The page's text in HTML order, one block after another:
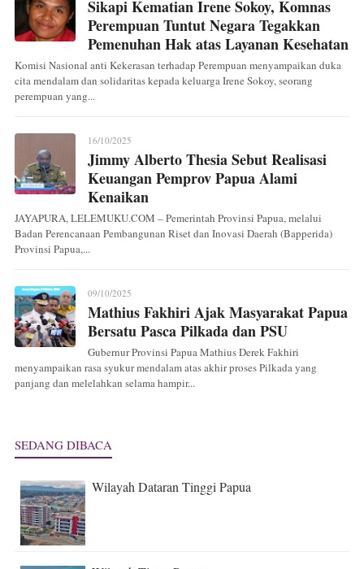
Sikapi Kematian Irene Sokoy, Komnas
Perempuan Tuntut Negara Tegakkan
Pemenuhan Hak atas Layanan Kesehatan
Komisi Nasional anti Kekerasan terhadap Perempuan menyampaikan duka
cita mendalam dan solidaritas kepada keluarga Irene Sokoy, seorang
perempuan yang...
16/10/2025
Jimmy Alberto Thesia Sebut Realisasi
Keuangan Pemprov Papua Alami
Kenaikan
JAYAPURA, LELEMUKU.COM – Pemerintah Provinsi Papua, melalui
Badan Perencanaan Pembangunan Riset dan Inovasi Daerah (Bapperida)
Provinsi Papua,...
09/10/2025
Mathius Fakhiri Ajak Masyarakat Papua
Bersatu Pasca Pilkada dan PSU
Gubernur Provinsi Papua Mathius Derek Fakhiri
menyampaikan rasa syukur mendalam atas akhir proses Pilkada yang
panjang dan melelahkan selama hampir...
SEDANG DIBACA
Wilayah Dataran Tinggi Papua